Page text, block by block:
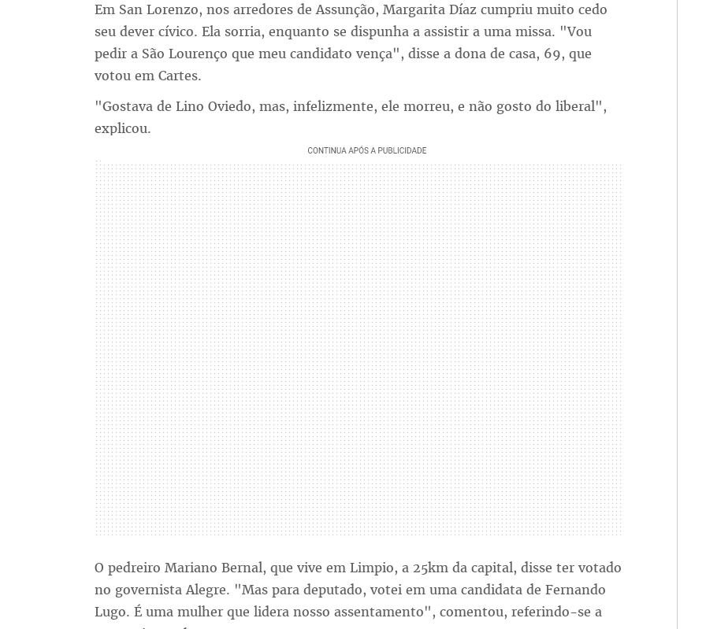
Em San Lorenzo, nos arredores de Assunção, Margarita Díaz cumpriu muito cedo
seu dever cívico. Ela sorria, enquanto se dispunha a assistir a uma missa. "Vou
pedir a São Lourenço que meu candidato vença", disse a dona de casa, 69, que
votou em Cartes.
"Gostava de Lino Oviedo, mas, infelizmente, ele morreu, e não gosto do liberal",
explicou.
O pedreiro Mariano Bernal, que vive em Limpio, a 25km da capital, disse ter votado
no governista Alegre. "Mas para deputado, votei em uma candidata de Fernando
Lugo. É uma mulher que lidera nosso assentamento", comentou, referindo-se a